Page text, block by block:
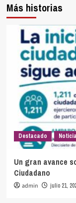
Más historias
Destacado Noticia
Un gran avance
Ciudadano
admin julio 21,